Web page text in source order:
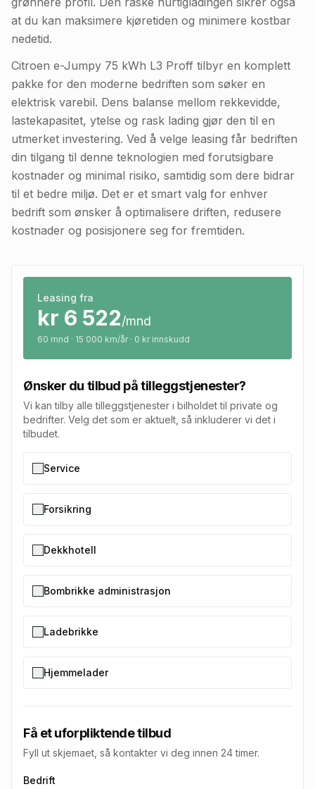
at du kan maksimere kjøretiden og minimere kostbar
nedetid.
Citroen e-Jumpy 75 kWh L3 Proff tilbyr en komplett
pakke for den moderne bedriften som søker en
elektrisk varebil. Dens balanse mellom rekkevidde,
lastekapasitet, ytelse og rask lading gjør den til en
utmerket investering. Ved å velge leasing får bedriften
din tilgang til denne teknologien med forutsigbare
kostnader og minimal risiko, samtidig som dere bidrar
til et bedre miljø. Det er et smart valg for enhver
bedrift som ønsker å optimalisere driften, redusere
kostnader og posisjonere seg for fremtiden.
Leasing fra
kr 6 522/mnd
60 mnd · 15 000 km/år · 0 kr innskudd
Ønsker du tilbud på tilleggstjenester?
Vi kan tilby alle tilleggstjenester i bilholdet til private og
bedrifter. Velg det som er aktuelt, så inkluderer vi det i
tilbudet.
Service
Forsikring
Dekkhotell
Bombrikke administrasjon
Ladebrikke
Hjemmelader
Få et uforpliktende tilbud
Fyll ut skjemaet, så kontakter vi deg innen 24 timer.
Bedrift